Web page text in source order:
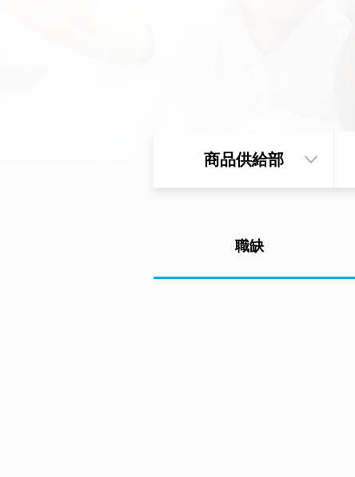
商品供給部
職缺